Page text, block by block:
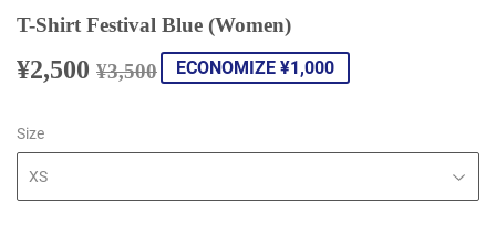
T-Shirt Festival Blue (Women)
¥2,500 ¥3,500
Preço
¥3,500
Preço
¥2,500
ECONOMIZE ¥1,000
Size